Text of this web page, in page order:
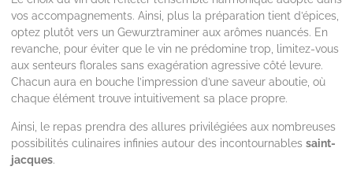
vos accompagnements. Ainsi, plus la préparation tient d’épices,
optez plutôt vers un Gewurztraminer aux arômes nuancés. En
revanche, pour éviter que le vin ne prédomine trop, limitez-vous
aux senteurs florales sans exagération agressive côté levure.
Chacun aura en bouche l’impression d’une saveur aboutie, où
chaque élément trouve intuitivement sa place propre.
Ainsi, le repas prendra des allures privilégiées aux nombreuses
possibilités culinaires infinies autour des incontournables saint-
jacques.